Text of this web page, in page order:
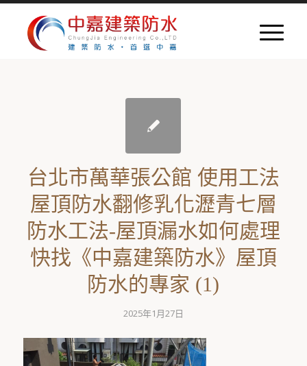
台北市萬華張公館 使用工法
屋頂防水翻修乳化瀝青七層
防水工法-屋頂漏水如何處理
快找《中嘉建築防水》屋頂
防水的專家 (1)
2025年1月27日